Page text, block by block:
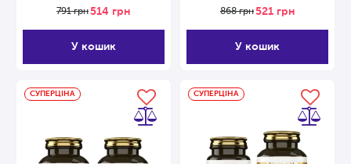
791грн514 грн
У кошик
868грн 521 грн
У кошик
СУПЕРЦІНА СУПЕРЦІНА